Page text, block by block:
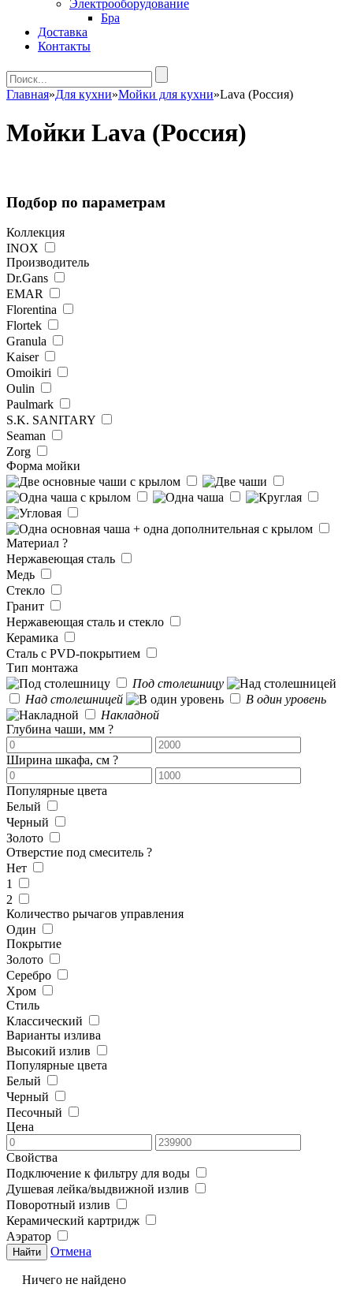
Электрооборудование
Бра
Доставка
Контакты
Главная»Для кухни»Мойки для кухни»Lava (Россия)
Мойки Lava (Россия)
Подбор по параметрам
Коллекция
INOX
Производитель
Dr.Gans
EMAR
Florentina
Flortek
Granula
Kaiser
Omoikiri
Oulin
Paulmark
S.K. SANITARY
Seaman
Zorg
Форма мойки
Материал ?
Нержавеющая сталь
Медь
Стекло
Гранит
Нержавеющая сталь и стекло
Керамика
Сталь с PVD-покрытием
Тип монтажа
Под столешницу
Над столешницей
В один уровень
Накладной
Глубина чаши, мм ?
Ширина шкафа, см ?
Популярные цвета
Белый
Черный
Золото
Отверстие под смеситель ?
Нет
1
2
Количество рычагов управления
Один
Покрытие
Золото
Серебро
Хром
Стиль
Классический
Варианты излива
Высокий излив
Популярные цвета
Белый
Черный
Песочный
Цена
Свойства
Подключение к фильтру для воды
Душевая лейка/выдвижной излив
Поворотный излив
Керамический картридж
Аэратор
Отмена
Ничего не найдено